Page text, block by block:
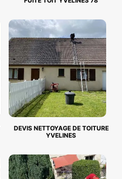
DEVIS NETTOYAGE DE TOITURE
YVELINES